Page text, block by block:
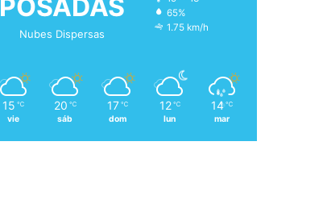
POSADAS
Nubes Dispersas
65%
1.75 km/h
15 ℃
vie
20 ℃
sáb
17 ℃
dom
12 ℃
lun
14 ℃
mar